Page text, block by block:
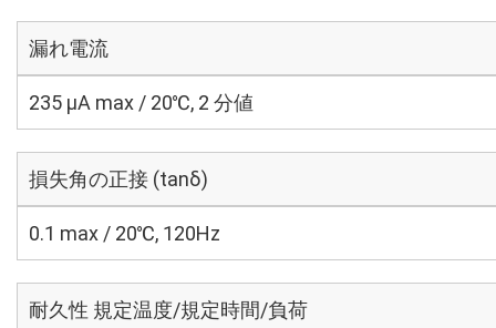
漏れ電流
235 μA max / 20℃, 2 分値
損失角の正接 (tanδ)
0.1 max / 20℃, 120Hz
耐久性 規定温度/規定時間/負荷